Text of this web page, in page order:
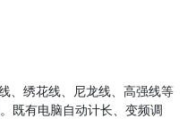
、绣花线、尼龙线、高强线等
既有电脑自动计长、变频调